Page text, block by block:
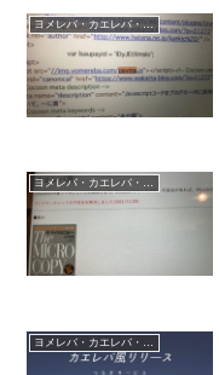
ヨメレバ・カエレバ・ポチレバ
ヨメレバ・カエレバ・ポチレバ